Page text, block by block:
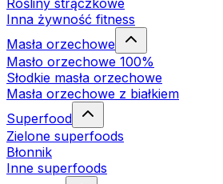
Rośliny strączkowe
Inna żywność fitness
Masła orzechowe
Masło orzechowe 100%
Słodkie masła orzechowe
Masła orzechowe z białkiem
Superfood
Zielone superfoods
Błonnik
Inne superfoods